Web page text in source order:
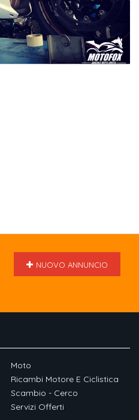
NUOVO ANNUNCIO
Moto
Ricambi Motore E Ciclistica
Scambio - Cerco
Servizi Offerti